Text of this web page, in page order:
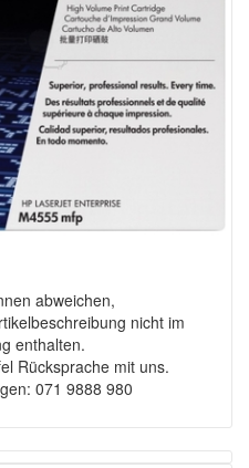
abweichen,
nicht im
enthalten.
Rücksprache mit uns.
071 9888 980